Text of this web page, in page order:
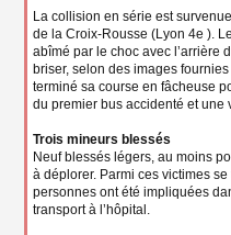
La collision en série est
de la Croix-Rousse (Lyon 4e ).
abîmé par le choc avec l’arrière
briser, selon des images
terminé sa course en fâcheuse
du premier bus accidenté et une
Trois mineurs blessés
Neuf blessés légers, au moins
à déplorer. Parmi ces victimes
personnes ont été impliquées
transport à l’hôpital.